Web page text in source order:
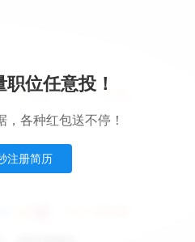
位任意投！
各种红包送不停！
注册简历